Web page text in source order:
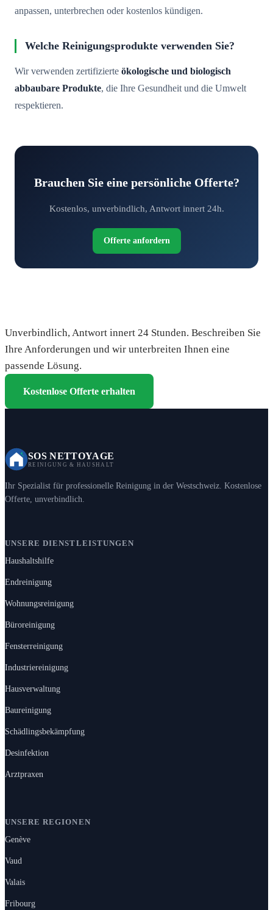
anpassen, unterbrechen oder kostenlos kündigen.
Welche Reinigungsprodukte verwenden Sie?
Wir verwenden zertifizierte ökologische und biologisch
abbaubare Produkte, die Ihre Gesundheit und die Umwelt
respektieren.
Brauchen Sie eine persönliche Offerte?
Kostenlos, unverbindlich, Antwort innert 24h.
Offerte anfordern
Unverbindlich, Antwort innert 24 Stunden. Beschreiben Sie
Ihre Anforderungen und wir unterbreiten Ihnen eine
passende Lösung.
Kostenlose Offerte erhalten
SOS NETTOYAGE
REINIGUNG & HAUSHALT
Ihr Spezialist für professionelle Reinigung in der Westschweiz. Kostenlose
Offerte, unverbindlich.
UNSERE DIENSTLEISTUNGEN
Haushaltshilfe
Endreinigung
Wohnungsreinigung
Büroreinigung
Fensterreinigung
Industriereinigung
Hausverwaltung
Baureinigung
Schädlingsbekämpfung
Desinfektion
Arztpraxen
UNSERE REGIONEN
Genève
Vaud
Valais
Fribourg